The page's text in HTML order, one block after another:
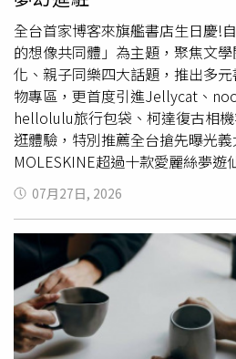
特別提醒，若僅靠增加肉類或魚類
往會不知不覺攝入過多脂肪，尤
容易發生熱量超標的情況。因此，
低脂食物為第一考量，例如雞胸
等，都是優質且負擔較低的日常選
調緊湊的現代人而言，標示清晰
佳的午後補充選項，不僅方便掌握
準控管份量。最後，韋恩總結，
量多次、分散攝取」，把握每餐
才能讓身體與大腦維持最佳運作狀
全台首家博客來旗艦書店生日慶!
的想像共同體」為主題，聚焦文
化、親子同樂四大話題，推出多
物專區，更首度引進Jellycat、
hellolulu旅行包袋、柯達復古相
逛體驗，特別推薦全台搶先曝光
MOLESKINE超過十款愛麗絲夢遊
寶可夢最新卡牌搭配體驗教學會
滿額還能擁有限量BOOK YOUR
今年暑假到博客來旗艦書店逛好
台首家博客來旗艦書店於2025年7
式，正式進駐台北信義區DREAM
觀察到，平日以上班族居多，商業
歡迎；假日則以家庭客群為主，尤
與兒童選書的熱門空間。此外，書
07月27日, 2026